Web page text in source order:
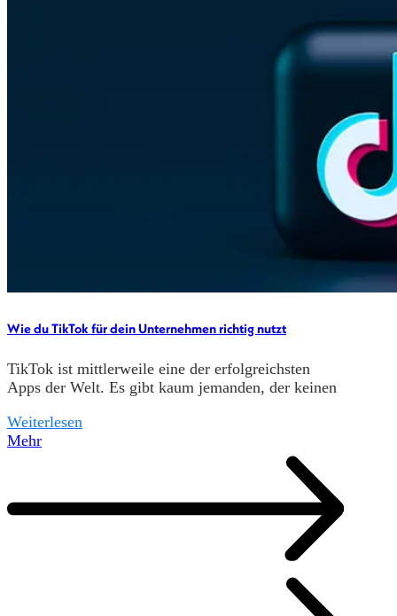
Wie du TikTok für dein Unternehmen richtig nutzt
TikTok ist mittlerweile eine der erfolgreichsten
Apps der Welt. Es gibt kaum jemanden, der keinen
Weiterlesen
Mehr